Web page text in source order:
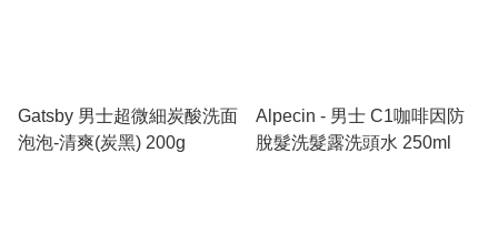
Gatsby 男士超微細炭酸洗面
泡泡-清爽(炭黑) 200g
Alpecin - 男士 C1咖啡因防
脫髮洗髮露洗頭水 250ml